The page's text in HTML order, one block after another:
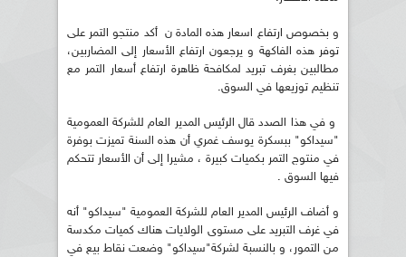
و بخصوص ارتفاع اسعار هذه المادة ن أكد منتجو التمر على
توفر هذه الفاكهة و يرجعون ارتفاع الأسعار إلى المضاربين،
مطالبين بغرف تبريد لمكافحة ظاهرة ارتفاع أسعار التمر مع
تنظيم توزيعها في السوق.
و في هذا الصدد قال الرئيس المدير العام للشركة العمومية
"سيداكو" ببسكرة يوسف غمري أن هذه السنة تميزت بوفرة
في منتوج التمر بكميات كبيرة ، مشيرا إلى أن الأسعار تتحكم
فيها السوق .
و أضاف الرئيس المدير العام للشركة العمومية "سيداكو" أنه
في غرف التبريد على مستوى الولايات هناك كميات مكدسة
من التمور، و بالنسبة لشركة"سيداكو" وضعت نقاط بيع في